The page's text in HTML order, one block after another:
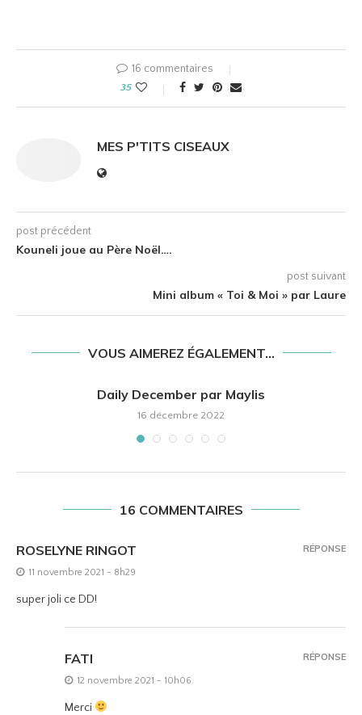
16 commentaires
35
MES P'TITS CISEAUX
post précédent
Kouneli joue au Père Noël….
post suivant
Mini album « Toi & Moi » par Laure
VOUS AIMEREZ ÉGALEMENT...
Daily December par Maylis
16 décembre 2022
16 COMMENTAIRES
ROSELYNE RINGOT
11 novembre 2021 - 8h29
super joli ce DD!
RÉPONSE
FATI
12 novembre 2021 - 10h06
Merci
RÉPONSE